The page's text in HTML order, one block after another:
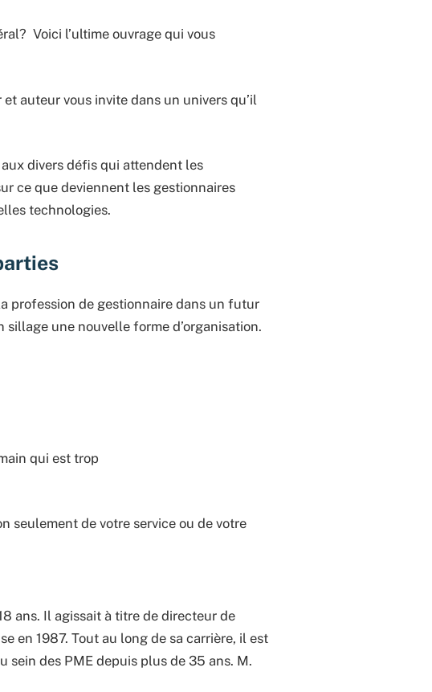
Voici l’ultime ouvrage qui vous
auteur vous invite dans un univers qu’il
divers défis qui attendent les
ce que deviennent les gestionnaires
technologies.
profession de gestionnaire dans un futur
une nouvelle forme d’organisation.
qui est trop
seulement de votre service ou de votre
ans. Il agissait à titre de directeur de
en 1987. Tout au long de sa carrière, il est
sein des PME depuis plus de 35 ans. M.